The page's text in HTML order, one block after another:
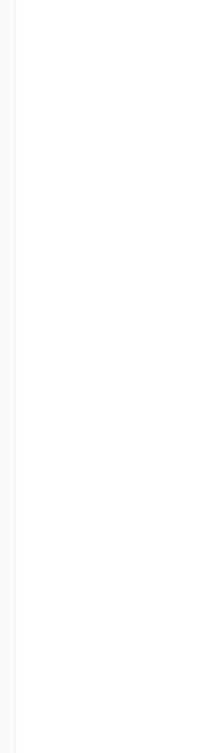
آب تانک پک مدل
به دنبال آب پاک و
و ظاهری زیبا،
انرژی و فضای کمتری